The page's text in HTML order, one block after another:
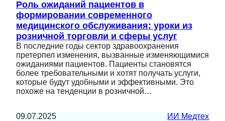
Роль ожиданий пациентов в
формировании современного
медицинского обслуживания: уроки из
розничной торговли и сферы услуг
В последние годы сектор здравоохранения
претерпел изменения, вызванные изменяющимися
ожиданиями пациентов. Пациенты становятся
более требовательными и хотят получать услуги,
которые будут удобными и эффективными. Это
похоже на тенденции в розничной…
09.07.2025 ИИ Медтех